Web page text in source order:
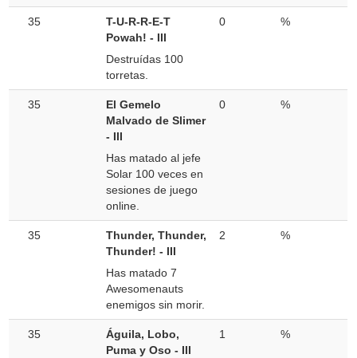
35
T-U-R-R-E-T
Powah! - III
Destruídas 100
torretas.
0 %
35
El Gemelo
Malvado de Slimer
- III
Has matado al jefe
Solar 100 veces en
sesiones de juego
online.
0 %
35
Thunder, Thunder,
Thunder! - III
Has matado 7
Awesomenauts
enemigos sin morir.
2 %
35
Águila, Lobo,
Puma y Oso - III
1 %